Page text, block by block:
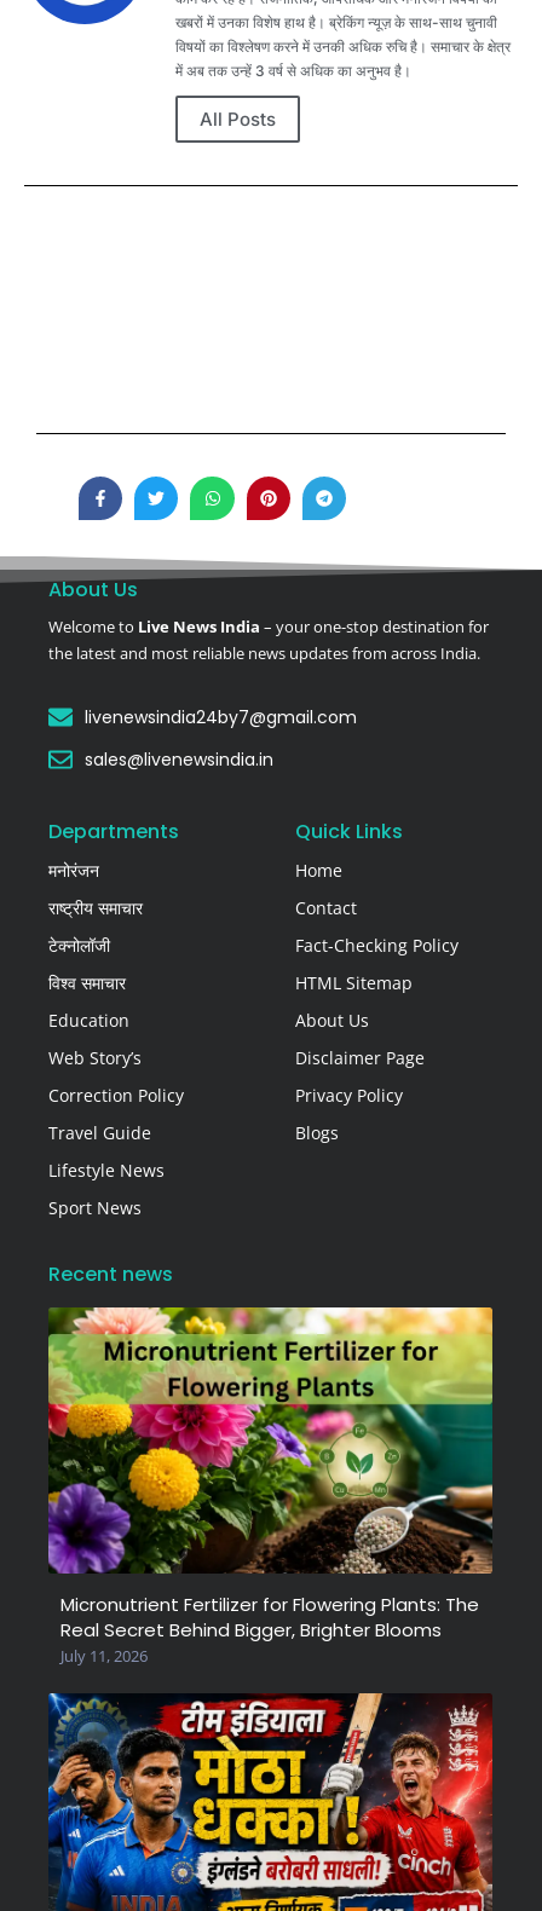
खबरों में उनका विशेष हाथ है। ब्रेकिंग न्यूज़ के साथ-साथ चुनावी
विषयों का विश्लेषण करने में उनकी अधिक रुचि है। समाचार के क्षेत्र
में अब तक उन्हें 3 वर्ष से अधिक का अनुभव है।
All Posts
About Us
Welcome to Live News India – your one-stop destination for
the latest and most reliable news updates from across India.
livenewsindia24by7@gmail.com
sales@livenewsindia.in
Departments
मनोरंजन
राष्ट्रीय समाचार
टेक्नोलॉजी
विश्व समाचार
Education
Web Story’s
Correction Policy
Travel Guide
Lifestyle News
Sport News
Quick Links
Home
Contact
Fact-Checking Policy
HTML Sitemap
About Us
Disclaimer Page
Privacy Policy
Blogs
Recent news
Micronutrient Fertilizer for Flowering Plants: The
Real Secret Behind Bigger, Brighter Blooms
July 11, 2026